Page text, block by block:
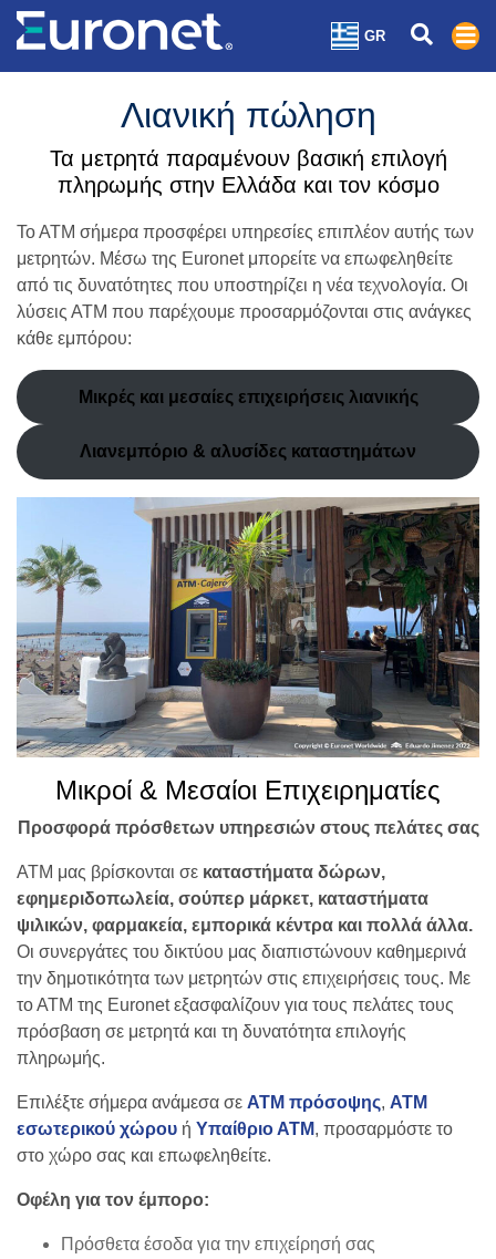
GR
Λιανική πώληση
Τα μετρητά παραμένουν βασική επιλογή
πληρωμής στην Ελλάδα και τον κόσμο
Το ΑΤΜ σήμερα προσφέρει υπηρεσίες επιπλέον αυτής των
μετρητών. Μέσω της Euronet μπορείτε να επωφεληθείτε
από τις δυνατότητες που υποστηρίζει η νέα τεχνολογία. Οι
λύσεις ΑΤΜ που παρέχουμε προσαρμόζονται στις ανάγκες
κάθε εμπόρου:
Μικρές και μεσαίες επιχειρήσεις λιανικής
Λιανεμπόριο & αλυσίδες καταστημάτων
Μικροί & Μεσαίοι Επιχειρηματίες
Προσφορά πρόσθετων υπηρεσιών στους πελάτες σας
ΑΤΜ μας βρίσκονται σε καταστήματα δώρων,
εφημεριδοπωλεία, σούπερ μάρκετ, καταστήματα
ψιλικών, φαρμακεία, εμπορικά κέντρα και πολλά άλλα.
Οι συνεργάτες του δικτύου μας διαπιστώνουν καθημερινά
την δημοτικότητα των μετρητών στις επιχειρήσεις τους. Με
το ΑΤΜ της Euronet εξασφαλίζουν για τους πελάτες τους
πρόσβαση σε μετρητά και τη δυνατότητα επιλογής
πληρωμής.
Επιλέξτε σήμερα ανάμεσα σε ΑΤΜ πρόσοψης, ΑΤΜ
εσωτερικού χώρου ή Υπαίθριο ΑΤΜ, προσαρμόστε το
στο χώρο σας και επωφεληθείτε.
Οφέλη για τον έμπορο:
Πρόσθετα έσοδα για την επιχείρησή σας